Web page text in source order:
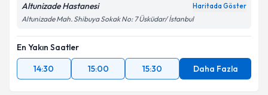
Altunizade Hastanesi Haritada Göster
Altunizade Mah. Shibuya Sokak No: 7 Üsküdar/ İstanbul
En Yakın Saatler
14:30
15:00 15:30 Daha Fazla